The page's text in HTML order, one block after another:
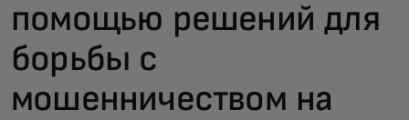
помощью решений для
борьбы с
мошенничеством на